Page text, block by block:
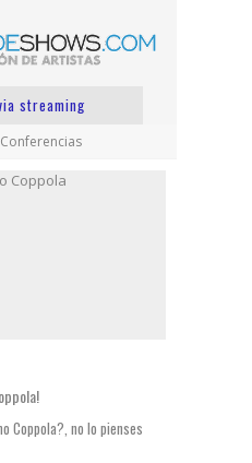
streaming
Conferencias
Coppola?, no lo pienses